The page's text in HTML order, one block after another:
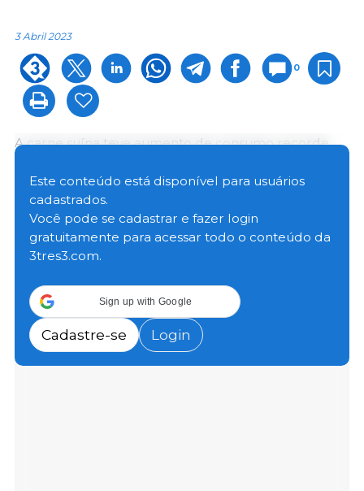
3 Abril 2023
0
A carne suína teve aumento de consumo recorde
proteína suína teve incremento de consumo pelos
últimos 9 anos seguidos, o que indica uma mudança
de cultura entre a população. Alguns fatores que
ajudaram nesse resultado foram a estagnação do
consumo do frango e a diminuição da carne bovina,
Este conteúdo está disponível para usuários
cadastrados.
Você pode se cadastrar e fazer login
gratuitamente para acessar todo o conteúdo da
3tres3.com.
Sign up with Google
Cadastre-se Login